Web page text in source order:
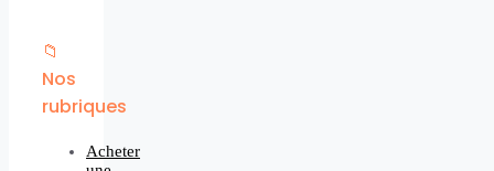
📁
Nos
rubriques
Acheter